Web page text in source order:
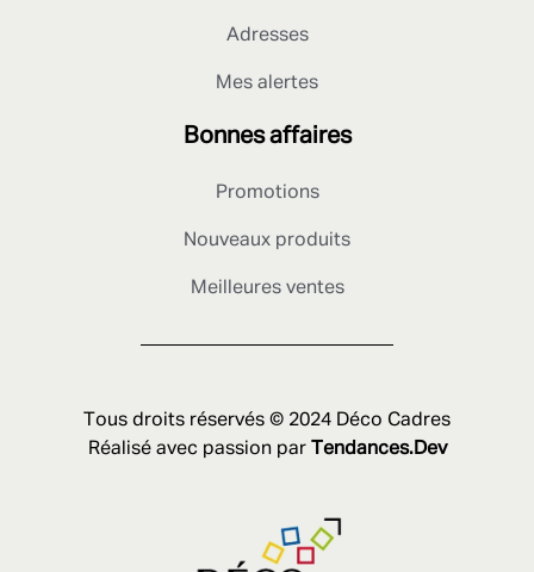
Adresses
Mes alertes
Bonnes affaires
Promotions
Nouveaux produits
Meilleures ventes
Tous droits réservés © 2024 Déco Cadres
Réalisé avec passion par
Tendances.Dev